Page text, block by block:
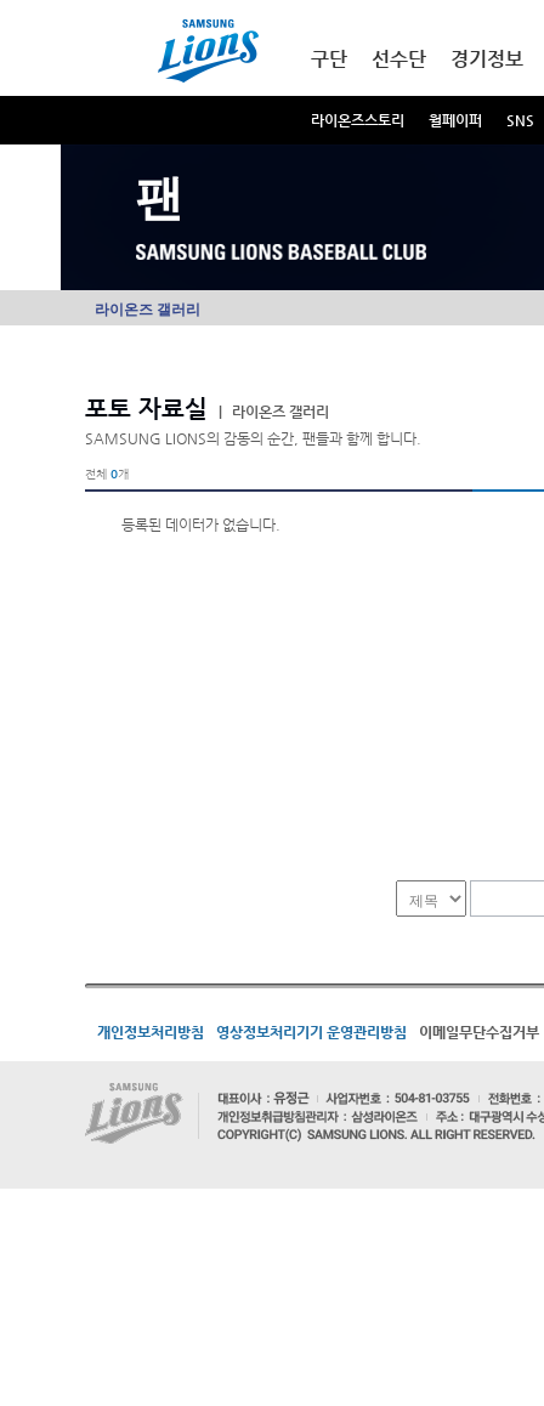
구단 선수단 경기정보
라이온즈스토리 월페이퍼 SNS
팬
라이온즈 갤러리
포토 자료실
라이온즈 갤러리
SAMSUNG LIONS의 감동의 순간, 팬들과 함께 합니다.
전체 0개
등록된 데이터가 없습니다.
개인정보처리방침 영상정보처리기기 운영관리방침 이메일무단수집거부